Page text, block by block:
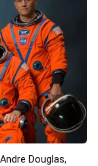
Douglas,